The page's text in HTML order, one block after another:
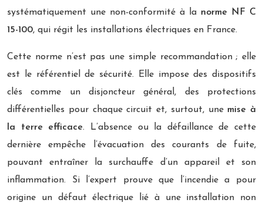
systématiquement une non-conformité à la norme NF C
15-100, qui régit les installations électriques en France.
Cette norme n’est pas une simple recommandation ; elle
est le référentiel de sécurité. Elle impose des dispositifs
clés comme un disjoncteur général, des protections
différentielles pour chaque circuit et, surtout, une mise à
la terre efficace. L’absence ou la défaillance de cette
dernière empêche l’évacuation des courants de fuite,
pouvant entraîner la surchauffe d’un appareil et son
inflammation. Si l’expert prouve que l’incendie a pour
origine un défaut électrique lié à une installation non